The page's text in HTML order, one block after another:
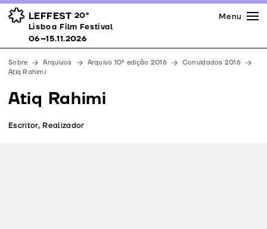
LEFFEST 20º
Lisboa Film Festival 06–15.11.2026
Prémios
Espaços
Apoios
Equipa
Downloads
Contactos
Menu
Lisboa Film Festival
06–15.11.2026
Sobre Arquivos Arquivo 10ª edição 2016
Convidados 2016
Atiq Rahimi
Atiq Rahimi
Escritor, Realizador